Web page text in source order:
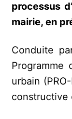
processus
mairie, en
Conduite
Programme
urbain
constructive